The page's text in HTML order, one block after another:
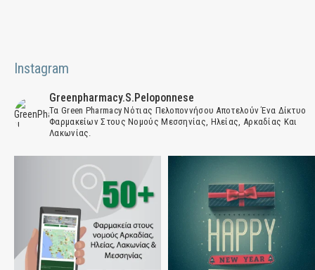
Instagram
Greenpharmacy.s.peloponnese
Τα Green Pharmacy Νότιας Πελοποννήσου Αποτελούν Ένα Δίκτυο
Φαρμακείων Στους Νομούς Μεσσηνίας, Ηλείας, Αρκαδίας Και
Λακωνίας.